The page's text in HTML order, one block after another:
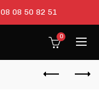
08 08 50 82 51
0